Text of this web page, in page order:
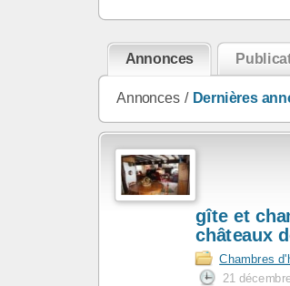
Annonces
Annonces / Dernières
gîte et
châteaux
Chambres
21